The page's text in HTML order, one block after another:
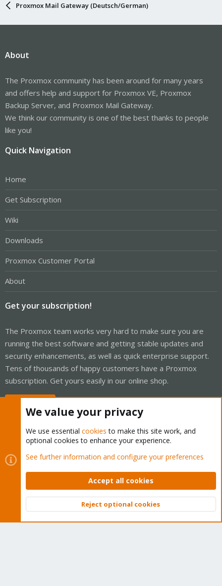
Proxmox Mail Gateway (Deutsch/German)
About
The Proxmox community has been around for many years
and offers help and support for Proxmox VE, Proxmox
Backup Server, and Proxmox Mail Gateway.
We think our community is one of the best thanks to people
like you!
Quick Navigation
Home
Get Subscription
Wiki
Downloads
Proxmox Customer Portal
About
Get your subscription!
The Proxmox team works very hard to make sure you are
running the best software and getting stable updates and
security enhancements, as well as quick enterprise support.
Tens of thousands of happy customers have a Proxmox
subscription. Get yours easily in our online shop.
Cookies
Proxmox Support Forum - Light Mode
Contact us
Terms and rules Privacy policy Help Home
Community platform by XenForo © 2010-2026 XenForo Ltd.
Top
We value your privacy
We use essential cookies to make this site work, and
optional cookies to enhance your experience.
See further information and configure your preferences
Accept all cookies
Reject optional cookies